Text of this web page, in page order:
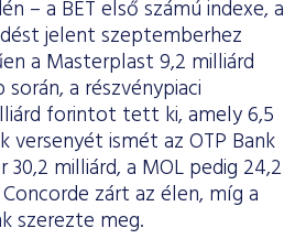
– a BÉT első számú indexe, a
jelent szeptemberhez
a Masterplast 9,2 milliárd
a részvénypiaci
forintot tett ki, amely 6,5
ismét az OTP Bank
milliárd, a MOL pedig 24,2
zárt az élen, míg a
szerezte meg.